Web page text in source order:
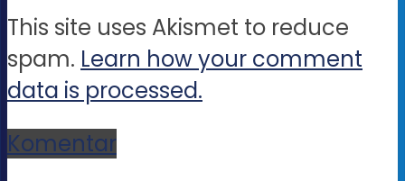
This site uses Akismet to reduce
spam. Learn how your comment
data is processed.
Komentar